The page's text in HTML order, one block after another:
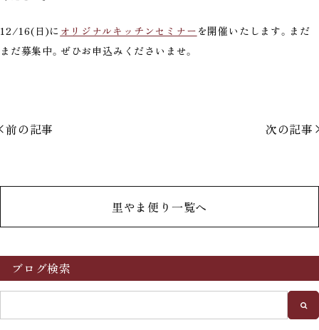
12/16(日)に オリジナルキッチンセミナー を開催いたします。まだ
まだ募集中。ぜひお申込みくださいませ。
前の記事 次の記事
里やま便り一覧へ
ブログ検索